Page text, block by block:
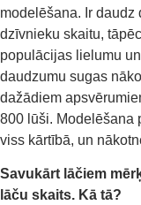
modelēšana. Ir
dzīvnieku skaitu,
populācijas lielumu
daudzumu sugas
dažādiem
800 lūši. Modelēšana
viss kārtībā, un
Savukārt lāčiem
lāču skaits. Kā tā?